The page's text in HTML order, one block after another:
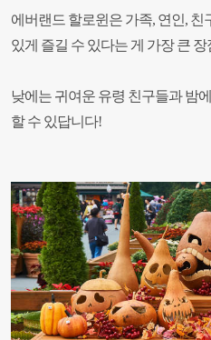
에버랜드 할로윈은 가족, 연인, 친
있게 즐길 수 있다는 게 가장 큰
낮에는 귀여운 유령 친구들과 밤
할 수 있답니다!